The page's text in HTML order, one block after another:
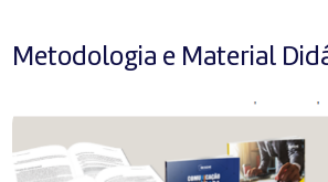
Metodologia e Material